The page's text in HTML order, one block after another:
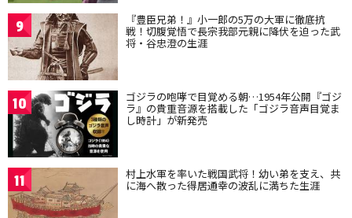
9 『豊臣兄弟！』小一郎の5万の大軍に徹底抗
戦！切腹覚悟で長宗我部元親に降伏を迫った武
将・谷忠澄の生涯
10 ゴジラの咆哮で目覚める朝…1954年公開『ゴジ
ラ』の貴重音源を搭載した「ゴジラ音声目覚ま
し時計」が新発売
11 村上水軍を率いた戦国武将！幼い弟を支え、共
に海へ散った得居通幸の波乱に満ちた生涯